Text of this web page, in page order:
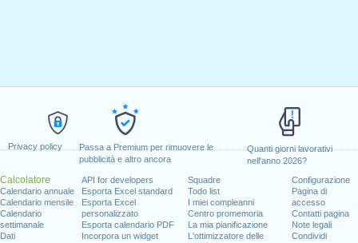
Privacy policy
Passa a Premium per rimuovere le
pubblicità e altro ancora
Quanti giorni lavorativi
nell'anno 2026?
Calcolatore
Calendario annuale
Calendario mensile
Calendario
settimanale
Dati
API for developers
Esporta Excel standard
Esporta Excel
personalizzato
Esporta calendario PDF
Incorpora un widget
Squadre
Todo list
I miei compleanni
Centro promemoria
La mia pianificazione
L'ottimizzatore delle
Configurazione
Pagina di
accesso
Contatti pagina
Note legali
Condividi